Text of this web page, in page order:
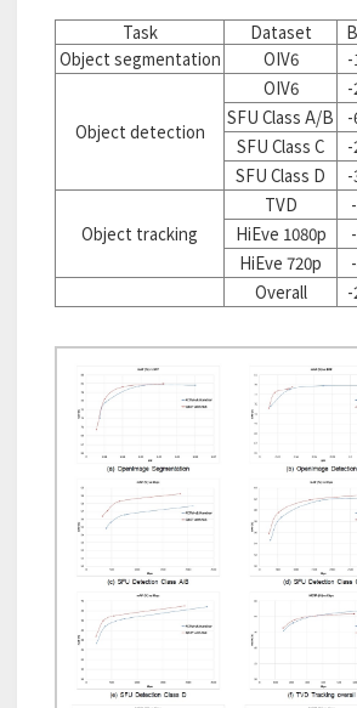
Task Dataset
Object segmentation
OIV6
Object detection
OIV6
SFU Class A/B
SFU Class C
SFU Class D
Object tracking
TVD
HiEve 1080p
HiEve 720p
Overall